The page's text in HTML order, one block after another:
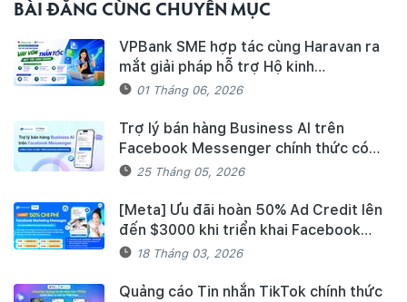
BÀI ĐĂNG CÙNG CHUYÊN MỤC
VPBank SME hợp tác cùng Haravan ra
mắt giải pháp hỗ trợ Hộ kinh
doanh/Doanh nghiệp tiếp cận nguồn
hiệu quả
01 Tháng 06, 2026
Trợ lý bán hàng Business AI trên
Facebook Messenger chính thức có
mặt trên Haravan Harasocial
25 Tháng 05, 2026
[Meta] Ưu đãi hoàn 50% Ad Credit lên
đến $3000 khi triển khai Facebook
Marketing Messages dành cho khách
18 Tháng 03, 2026
Quảng cáo Tin nhắn TikTok chính thức